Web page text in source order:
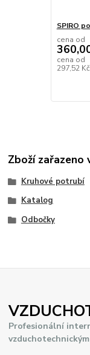
SPIRO
cena od
cena od
297,52 Kč
Zboží zařazeno
Kruhové potrubí
Katalog
Odbočky
Profesionální